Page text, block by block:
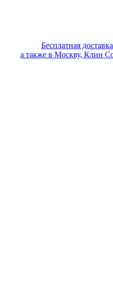
Бесплатная
а также в Москву, Клин